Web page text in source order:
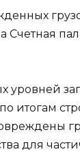
уровней
для